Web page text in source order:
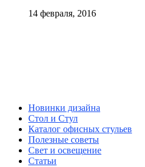
14 февраля, 2016
Новинки дизайна
Стол и Стул
Каталог офисных стульев
Полезные советы
Свет и освещение
Статьи